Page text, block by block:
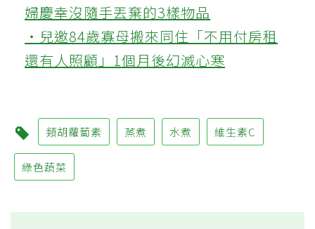
婦慶幸沒隨手丟棄的3樣物品
‧兒邀84歲寡母搬來同住「不用付房租
還有人照顧」1個月後幻滅心寒
類胡蘿蔔素 蒸煮 水煮 維生素C
綠色蔬菜